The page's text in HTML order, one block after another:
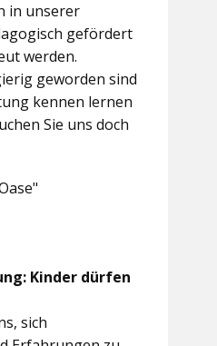
in unserer
gefördert
werden.
geworden sind
kennen lernen
Sie uns doch
Kinder dürfen
sich